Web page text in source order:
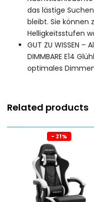
das lästige
bleibt. Sie können
Helligkeitsstufen
GUT ZU WISSEN
DIMMBARE E14
optimales
Related products
- 21%